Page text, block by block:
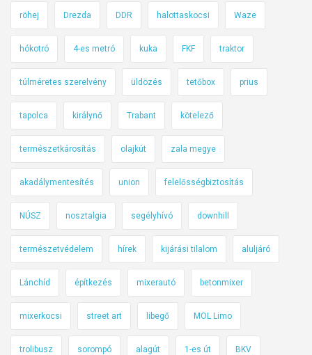
röhej Drezda DDR halottaskocsi Waze
hókotró 4-es metró kuka FKF traktor
túlméretes szerelvény üldözés tetőbox prius
tapolca királynő Trabant kötelező
természetkárosítás olajkút zala megye
akadálymentesítés union felelősségbiztosítás
NÚSZ nosztalgia segélyhívó downhill
természetvédelem hírek kijárási tilalom aluljáró
Lánchíd építkezés mixerautó betonmixer
mixerkocsi street art libegő MOL Limo
trolibusz sorompó alagút 1-es út BKV